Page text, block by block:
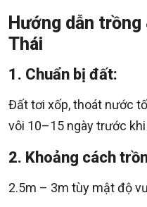
Hướng dẫn
Thái
1. Chuẩn bị đất:
Đất tơi xốp, thoát nước
vôi 10–15 ngày trước
2. Khoảng cách
2.5m – 3m tùy mật độ